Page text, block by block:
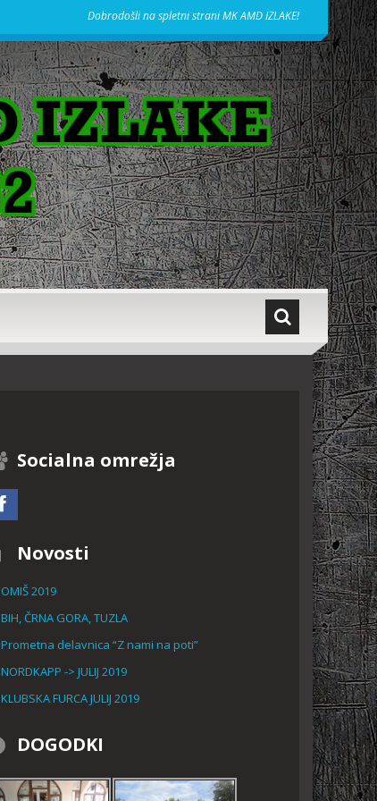
Dobrodošli na spletni strani MK AMD IZLAKE!
Socialna omrežja
Novosti
OMIŠ 2019
BIH, ČRNA GORA, TUZLA
Prometna delavnica “Z nami na poti”
NORDKAPP -> JULIJ 2019
KLUBSKA FURCA JULIJ 2019
DOGODKI